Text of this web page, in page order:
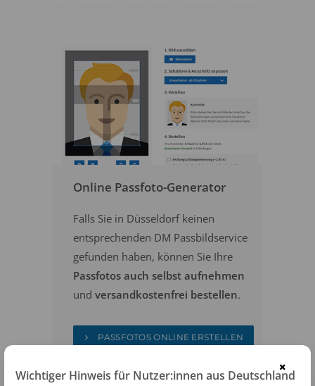
Online Passfoto-Generator
Falls Sie in Düsseldorf keinen
entsprechenden DM Passbildservice
gefunden haben, können Sie Ihre
Passfotos auch selbst aufnehmen
und versandkostenfrei bestellen.
PASSFOTOS ONLINE ERSTELLEN
×
Wichtiger Hinweis für Nutzer:innen aus Deutschland